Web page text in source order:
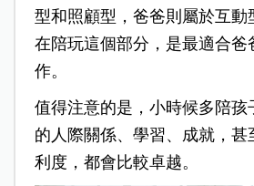
型和照顧型，爸爸則屬於互動
在陪玩這個部分，是最適合爸
作。
值得注意的是，小時候多陪孩
的人際關係、學習、成就，甚
利度，都會比較卓越。